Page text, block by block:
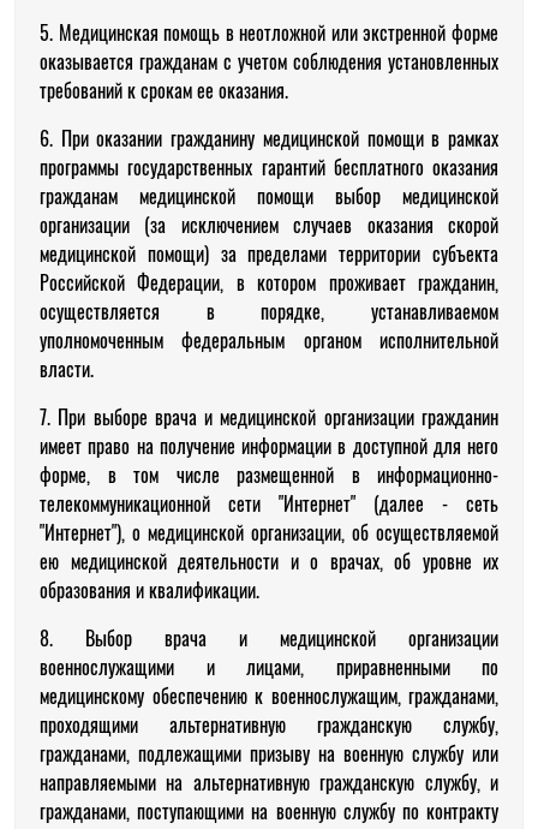
5. Медицинская помощь в неотложной или экстренной форме
оказывается гражданам с учетом соблюдения установленных
требований к срокам ее оказания.
6. При оказании гражданину медицинской помощи в рамках
программы государственных гарантий бесплатного оказания
гражданам медицинской помощи выбор медицинской
организации (за исключением случаев оказания скорой
медицинской помощи) за пределами территории субъекта
Российской Федерации, в котором проживает гражданин,
осуществляется в порядке, устанавливаемом
уполномоченным федеральным органом исполнительной
власти.
7. При выборе врача и медицинской организации гражданин
имеет право на получение информации в доступной для него
форме, в том числе размещенной в информационно-
телекоммуникационной сети "Интернет" (далее - сеть
"Интернет"), о медицинской организации, об осуществляемой
ею медицинской деятельности и о врачах, об уровне их
образования и квалификации.
8. Выбор врача и медицинской организации
военнослужащими и лицами, приравненными по
медицинскому обеспечению к военнослужащим, гражданами,
проходящими альтернативную гражданскую службу,
гражданами, подлежащими призыву на военную службу или
направляемыми на альтернативную гражданскую службу, и
гражданами, поступающими на военную службу по контракту